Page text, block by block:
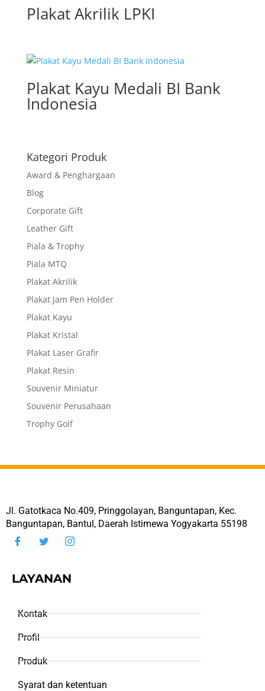
Plakat Akrilik LPKI
Plakat Kayu Medali BI Bank
Indonesia
Kategori Produk
Award & Penghargaan
Blog
Corporate Gift
Leather Gift
Piala & Trophy
Piala MTQ
Plakat Akrilik
Plakat Jam Pen Holder
Plakat Kayu
Plakat Kristal
Plakat Laser Grafir
Plakat Resin
Souvenir Miniatur
Souvenir Perusahaan
Trophy Golf
Jl. Gatotkaca No.409, Pringgolayan, Banguntapan, Kec.
Banguntapan, Bantul, Daerah Istimewa Yogyakarta 55198
LAYANAN
Kontak
Profil
Produk
Syarat dan ketentuan